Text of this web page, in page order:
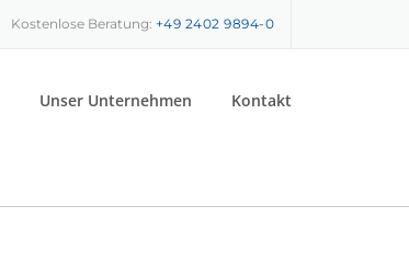
Kostenlose Beratung: +49 2402 9894-0
Unser Unternehmen Kontakt